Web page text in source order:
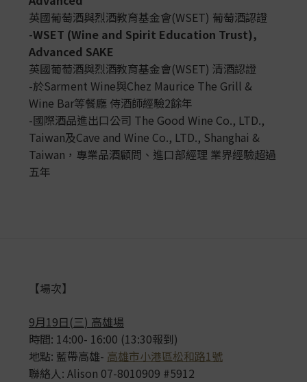
英國葡萄酒與烈酒教育基金會(WSET) 葡萄酒認證
-WSET (Wine and Spirit Education Trust),
Advanced SAKE
英國葡萄酒與烈酒教育基金會(WSET) 清酒認證
-於Sarment Wine與Chez Maurice The Grill &
Wine Bar等餐廳 侍酒師經驗2餘年
-國際酒品進出口公司 The Good Wine Co., LTD.,
Taiwan及Cave and Wine Co., LTD., Shanghai &
Taiwan，專業品酒顧問、進口部經理 業界經驗超過
五年
【場次】
9月19日(三) 高雄場
時間: 14:00- 16:00 (13:30報到)
地點: 藍帶高雄- 高雄市小港區松和路1號
聯絡人: Alison 07-8010909 #5912